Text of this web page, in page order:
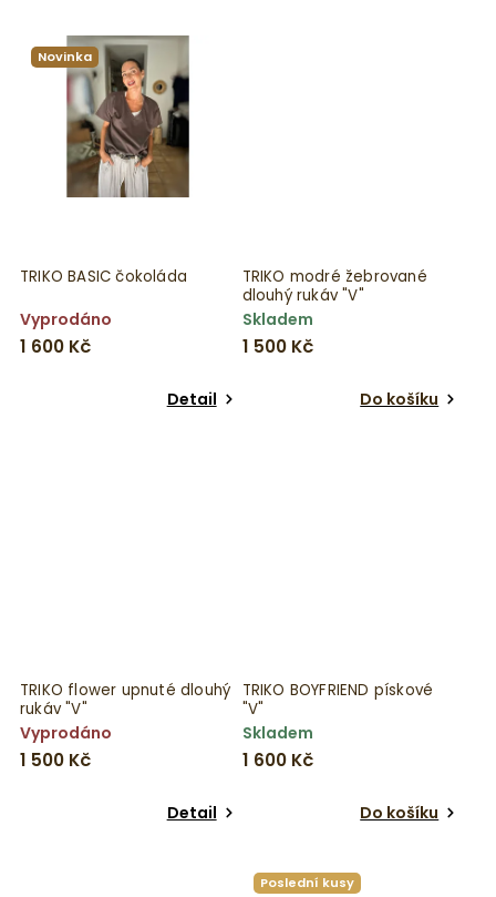
Novinka
TRIKO BASIC čokoláda
Vyprodáno
1 600 Kč
Detail
TRIKO modré žebrované
dlouhý rukáv "V"
Skladem
1 500 Kč
Do košíku
TRIKO flower upnuté dlouhý
rukáv "V"
Vyprodáno
1 500 Kč
Detail
TRIKO BOYFRIEND pískové
"V"
Skladem
1 600 Kč
Do košíku
Poslední kusy